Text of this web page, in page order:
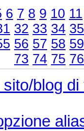
6 7 8 9 10 11
32 33 34 35
56 57 58 59
73 74 75 76
blog